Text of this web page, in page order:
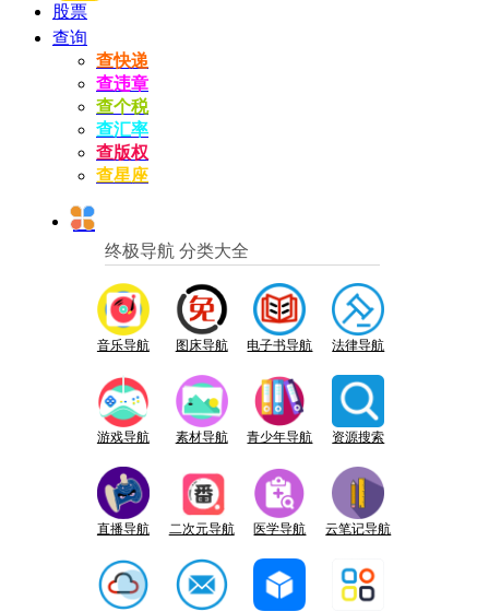
股票
查询
查快递
查违章
查个税
查汇率
查版权
查星座
终极导航 分类大全
音乐导航 图床导航 电子书导航 法律导航
游戏导航 素材导航 青少年导航 资源搜索
直播导航 二次元导航 医学导航 云笔记导航